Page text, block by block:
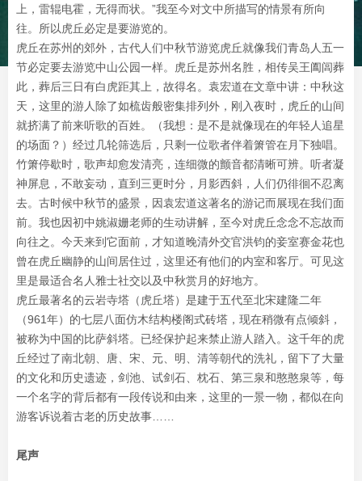
上，雷辊电霍，无得而状。”我至今对文中所描写的情景有所向
往。所以虎丘必定是要游览的。
虎丘在苏州的郊外，古代人们中秋节游览虎丘就像我们青岛人五一
节必定要去游览中山公园一样。虎丘是苏州名胜，相传吴王阖闾葬
此，葬后三日有白虎距其上，故得名。袁宏道在文章中讲：中秋这
天，这里的游人除了如梳齿般密集排列外，刚入夜时，虎丘的山间
就挤满了前来听歌的百姓。（我想：是不是就像现在的年轻人追星
的场面？）经过几轮筛选后，只剩一位歌者伴着箫管在月下独唱。
竹箫停歇时，歌声却愈发清亮，连细微的颤音都清晰可辨。听者凝
神屏息，不敢妄动，直到三更时分，月影西斜，人们仍徘徊不忍离
去。古时候中秋节的盛景，因袁宏道这著名的游记而展现在我们面
前。我也因初中姚淑姗老师的生动讲解，至今对虎丘念念不忘故而
向往之。今天来到它面前，才知道晚清外交官洪钧的妾室赛金花也
曾在虎丘幽静的山间居住过，这里还有他们的内室和客厅。可见这
里是最适合名人雅士社交以及中秋赏月的好地方。
虎丘最著名的云岩寺塔（虎丘塔）是建于五代至北宋建隆二年
（961年）的七层八面仿木结构楼阁式砖塔，现在稍微有点倾斜，
被称为中国的比萨斜塔。已经保护起来禁止游人踏入。这千年的虎
丘经过了南北朝、唐、宋、元、明、清等朝代的洗礼，留下了大量
的文化和历史遗迹，剑池、试剑石、枕石、第三泉和憨憨泉等，每
一个名字的背后都有一段传说和由来，这里的一景一物，都似在向
游客诉说着古老的历史故事……
尾声